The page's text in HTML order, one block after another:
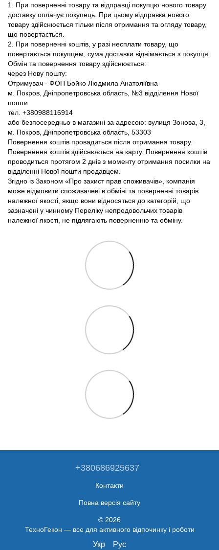
1. При поверненні товару та відправці покупцю нового товару
доставку оплачує покупець. При цьому відправка нового
товару здійснюється тільки після отримання та огляду товару,
що повертається.
2. При поверненні коштів, у разі несплати товару, що
повертається покупцем, сума доставки віднімається з покупця.
Обмін та повернення товару здійснюється:
через Нову пошту:
Отримувач - ФОП Бойко Людмила Анатоліївна
м. Покров, Дніпропетровська область, №3 відділення Нової
пошти
тел. +380988116914
або безпосередньо в магазині за адресою: вулиця Зонова, 3,
м. Покров, Дніпропетровська область, 53303
Повернення коштів провадиться після отримання товару.
Повернення коштів здійснюється на карту. Повернення коштів
проводиться протягом 2 днів з моменту отримання посилки на
відділенні Нової пошти продавцем.
Згідно із Законом «Про захист прав споживачів», компанія
може відмовити споживачеві в обміні та поверненні товарів
належної якості, якщо вони відносяться до категорій, що
зазначені у чинному Переліку непродовольчих товарів
належної якості, не підлягають поверненню та обміну.
+380686925637
Контакти
Повна версія сайту
© 2026
ТехноГекон — все для активного відпочинку і роботи
Укр Рус